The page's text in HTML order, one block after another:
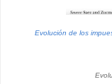
Evolución de los